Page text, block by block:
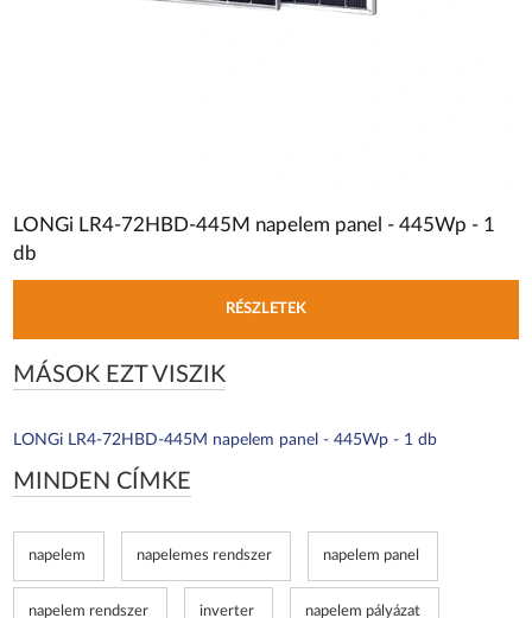
LONGi LR4-72HBD-445M napelem panel - 445Wp - 1
db
RÉSZLETEK
MÁSOK EZT VISZIK
LONGi LR4-72HBD-445M napelem panel - 445Wp - 1 db
MINDEN CÍMKE
napelem napelemes rendszer napelem panel
napelem rendszer inverter napelem pályázat